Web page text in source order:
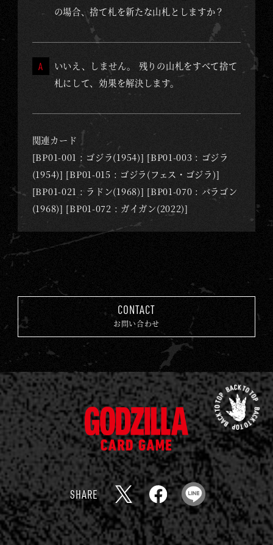
の場合、捨て札を新たな山札としますか？
いいえ、しません。 残りの山札をすべて捨て
札にして、効果を解決します。
関連カード
[BP01-001 : ゴジラ(1954)] [BP01-003 : ゴジラ
(1954)] [BP01-015 : ゴジラ(フェス・ゴジラ)]
[BP01-021 : ラドン(1968)] [BP01-070 : バラゴン
(1968)] [BP01-072 : ガイガン(2022)]
CONTACT
お問い合わせ
ゴ
ジ
ラ
カ
ド
ゲ
ー
SHARE
X
F
a
c
L
I
N
先
頭
に
戻
る